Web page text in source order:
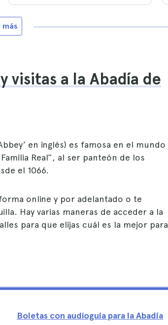
más
visitas a la Abadía de
en inglés) es famosa en el mundo
Real”, al ser panteón de los
el 1066.
online y por adelantado o te
Hay varias maneras de acceder a la
para que elijas cuál es la mejor para
Boletas con audioguía para la Abadía